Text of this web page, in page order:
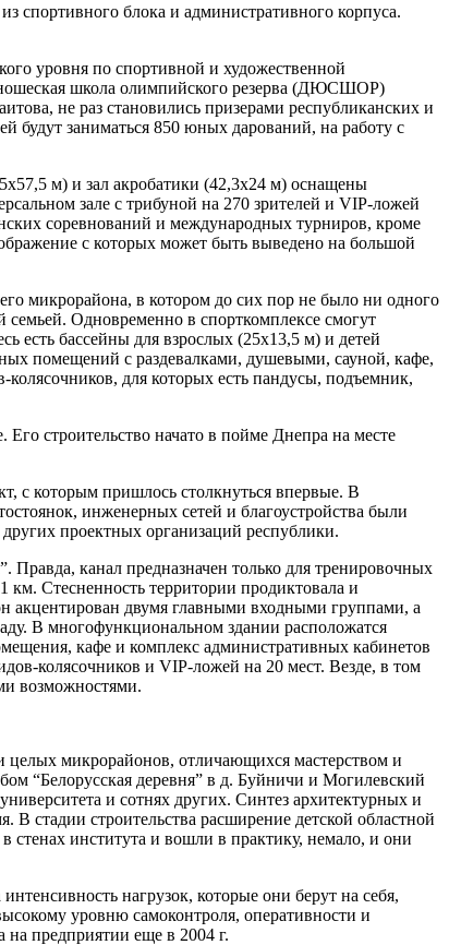
спортивного блока и административного корпуса.
уровня по спортивной и художественной
школа олимпийского резерва (ДЮСШОР)
не раз становились призерами республиканских и
будут заниматься 850 юных дарований, на работу с
м) и зал акробатики (42,3х24 м) оснащены
зале с трибуной на 270 зрителей и VIP-ложей
соревнований и международных турниров, кроме
с которых может быть выведено на большой
микрорайона, в котором до сих пор не было ни одного
семьей. Одновременно в спорткомплексе смогут
есть бассейны для взрослых (25х13,5 м) и детей
помещений с раздевалками, душевыми, сауной, кафе,
для которых есть пандусы, подъемник,
строительство начато в пойме Днепра на месте
с которым пришлось столкнуться впервые. В
инженерных сетей и благоустройства были
проектных организаций республики.
Правда, канал предназначен только для тренировочных
км. Стесненность территории продиктовала и
акцентирован двумя главными входными группами, а
В многофункциональном здании расположатся
кафе и комплекс административных кабинетов
колясочников и VIP-ложей на 20 мест. Везде, в том
возможностями.
микрорайонов, отличающихся мастерством и
“Белорусская деревня” в д. Буйничи и Могилевский
и сотнях других. Синтез архитектурных и
стадии строительства расширение детской областной
стенах института и вошли в практику, немало, и они
нагрузок, которые они берут на себя,
уровню самоконтроля, оперативности и
предприятии еще в 2004 г.